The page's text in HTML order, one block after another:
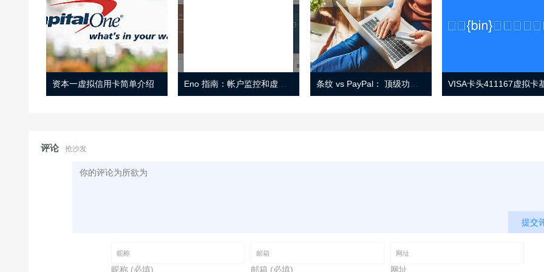
资本一虚拟信用卡简单介绍
评论 抢沙发
提交
昵称 (必填) 邮箱 (必填) 网址